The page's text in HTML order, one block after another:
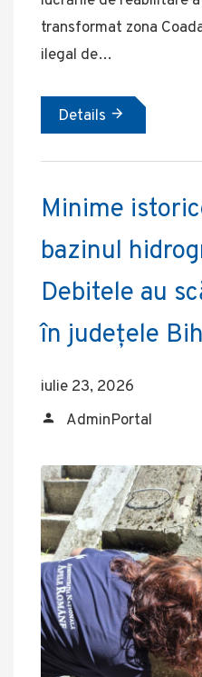
transformat zona
ilegal de…
Details
Minime
bazinul
Debitele au
în județele
iulie 23, 2026
AdminPortal